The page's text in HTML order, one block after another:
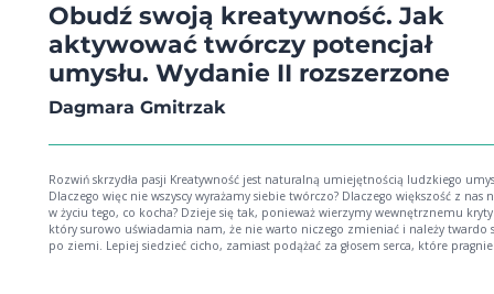
Obudź swoją kreatywność. Jak
aktywować twórczy potencjał
umysłu. Wydanie II rozszerzone
Dagmara Gmitrzak
Rozwiń skrzydła pasji Kreatywność jest naturalną umiejętnością ludzkiego umysłu.
Dlaczego więc nie wszyscy wyrażamy siebie twórczo? Dlaczego większość z nas
w życiu tego, co kocha? Dzieje się tak, ponieważ wierzymy wewnętrznemu
który surowo uświadamia nam, że nie warto niczego zmieniać i należy twardo
po ziemi. Lepiej siedzieć cicho, zamiast podążać za głosem serca, które pragnie